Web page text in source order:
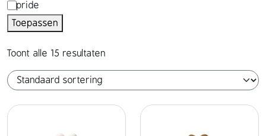
s
&
s
a
m
e
o
n
a
g
e
g
e
g
pride
Toepassen
Toont alle 15 resultaten